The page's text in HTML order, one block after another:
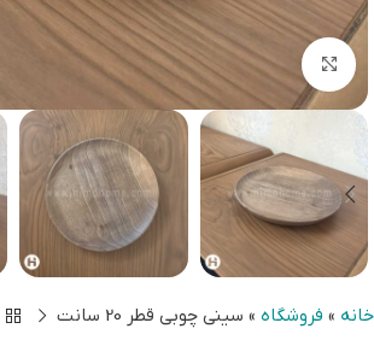
بزرگنمایی تصویر
خانه » فروشگاه » سینی چوبی قطر 20 سانت